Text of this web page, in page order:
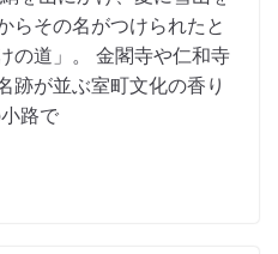
らその名がつけられたと
の道」。 金閣寺や仁和寺
跡が並ぶ室町文化の香り
路で